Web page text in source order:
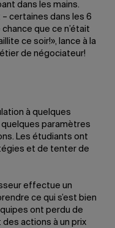
dans les mains.
certaines dans les 6
que ce n’était
ce soir!», lance à la
de négociateur!
à quelques
paramètres
Les étudiants ont
et de tenter de
effectue un
ce qui s’est bien
ont perdu de
des actions à un prix